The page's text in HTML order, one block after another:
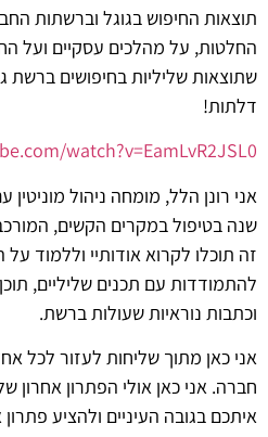
תוצאות החיפוש בגוגל וברשתות
החלטות, על מהלכים עסקיים ועל
שתוצאות שליליות בחיפושים ברשת
דלתות!
watch?v=EamLvR2JSL0
שנה בטיפול במקרים הקשים,
זה תוכלו לקרוא אודותיי וללמוד
להתמודדות עם תכנים שליליים,
וכתבות נוראיות שעולות ברשת.
אני כאן מתוך שליחות לעזור לכל
חברה. אני כאן אולי הפתרון אחרון
איתכם בגובה העיניים ולהציע פתרון